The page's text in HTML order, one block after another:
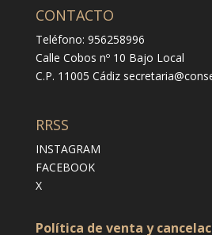
CONTACTO
Teléfono: 956258996
Calle Cobos nº 10 Bajo Local
C.P. 11005 Cádiz
RRSS
INSTAGRAM
FACEBOOK
X
Política de venta y